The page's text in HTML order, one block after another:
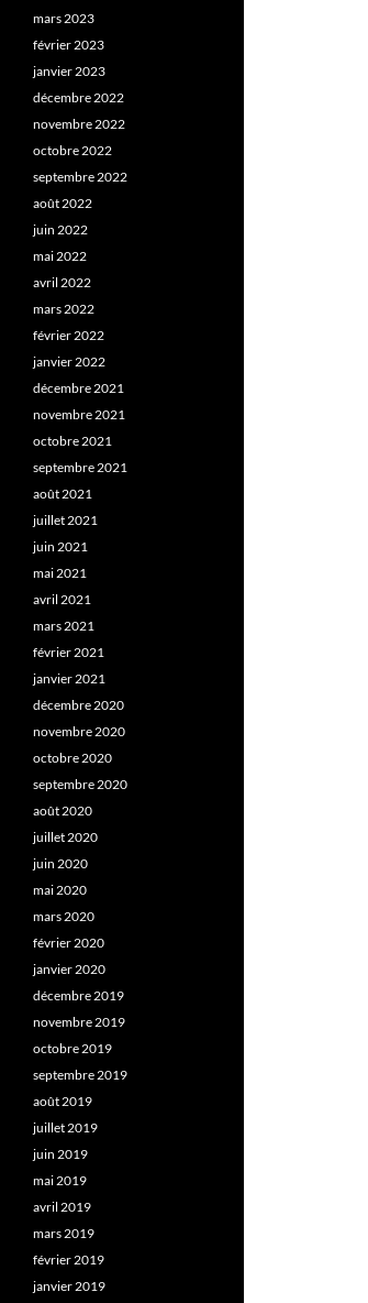
mars 2023
février 2023
janvier 2023
décembre 2022
novembre 2022
octobre 2022
septembre 2022
août 2022
juin 2022
mai 2022
avril 2022
mars 2022
février 2022
janvier 2022
décembre 2021
novembre 2021
octobre 2021
septembre 2021
août 2021
juillet 2021
juin 2021
mai 2021
avril 2021
mars 2021
février 2021
janvier 2021
décembre 2020
novembre 2020
octobre 2020
septembre 2020
août 2020
juillet 2020
juin 2020
mai 2020
mars 2020
février 2020
janvier 2020
décembre 2019
novembre 2019
octobre 2019
septembre 2019
août 2019
juillet 2019
juin 2019
mai 2019
avril 2019
mars 2019
février 2019
janvier 2019